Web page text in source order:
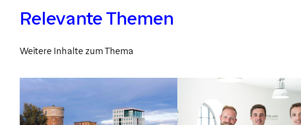
Relevante Themen
Weitere Inhalte zum Thema